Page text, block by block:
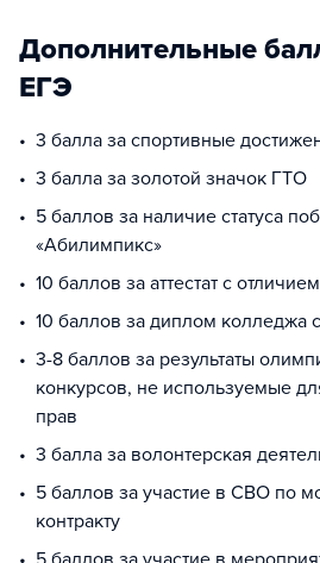
Дополнительные
ЕГЭ
3 балла за спортивные
3 балла за золотой значок ГТО
5 баллов за наличие статуса
«Абилимпикс»
10 баллов за аттестат с отличием
10 баллов за диплом колледжа
3-8 баллов за результаты
конкурсов, не используемые
прав
3 балла за волонтерская
5 баллов за участие в СВО по
контракту